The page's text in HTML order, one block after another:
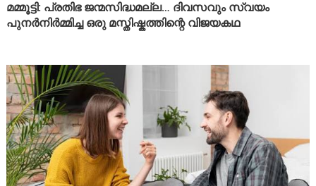
മമ്മൂട്ടി: പ്രതിഭ ജന്മസിദ്ധമല്ല… ദിവസവും സ്വയം
പുനർനിർമ്മിച്ച ഒരു മസ്തിഷ്കത്തിന്റെ വിജയകഥ